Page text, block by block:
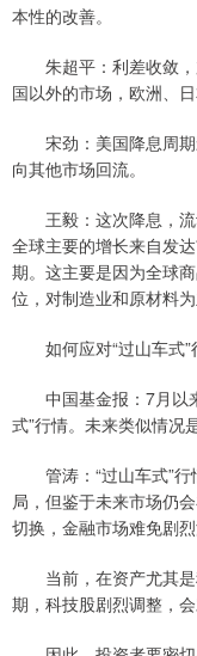
本性的改善。
朱超平：利差收敛，
国以外的市场，欧洲、
宋劲：美国降息周期
向其他市场回流。
王毅：这次降息，流
全球主要的增长来自发
期。这主要是因为全球
位，对制造业和原材料
如何应对“过山车式”
中国基金报：7月以
式”行情。未来类似情况
管涛：“过山车式”行
局，但鉴于未来市场仍
切换，金融市场难免剧烈
当前，在资产尤其是
期，科技股剧烈调整，